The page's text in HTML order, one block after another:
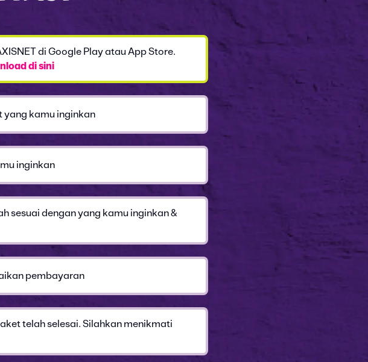
di Google Play atau App Store.
di sini
yang kamu inginkan
inginkan
sesuai dengan yang kamu inginkan &
pembayaran
telah selesai. Silahkan menikmati